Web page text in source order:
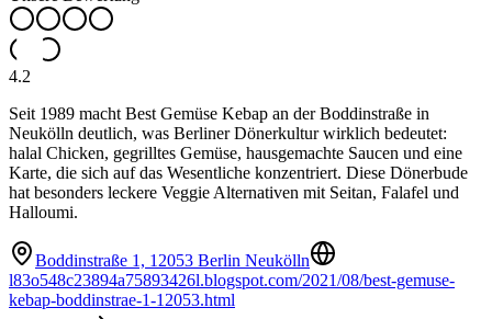
4.2
Seit 1989 macht Best Gemüse Kebap an der Boddinstraße in
Neukölln deutlich, was Berliner Dönerkultur wirklich bedeutet:
halal Chicken, gegrilltes Gemüse, hausgemachte Saucen und eine
Karte, die sich auf das Wesentliche konzentriert. Diese Dönerbude
hat besonders leckere Veggie Alternativen mit Seitan, Falafel und
Halloumi.
Boddinstraße 1, 12053 Berlin Neukölln
l83o548c23894a75893426l.blogspot.com/2021/08/best-gemuse-
kebap-boddinstrae-1-12053.html